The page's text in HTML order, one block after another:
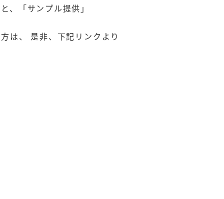
、「サンプル提供」
は、 是非、下記リンクより